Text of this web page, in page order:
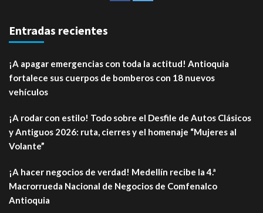
Entradas recientes
¡A apagar emergencias con toda la actitud! Antioquia
fortalece sus cuerpos de bomberos con 18 nuevos
vehículos
¡A rodar con estilo! Todo sobre el Desfile de Autos Clásicos
y Antiguos 2026: ruta, cierres y el homenaje “Mujeres al
Volante”
¡A hacer negocios de verdad! Medellín recibe la 4.ª
Macrorrueda Nacional de Negocios de Comfenalco
Antioquia